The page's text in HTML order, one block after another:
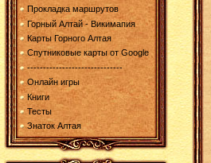
Прокладка маршрутов
Горный Алтай - Викимапия
Карты Горного Алтая
Спутниковые карты от Google
------------------------------
Онлайн игры
Книги
Тесты
Знаток Алтая